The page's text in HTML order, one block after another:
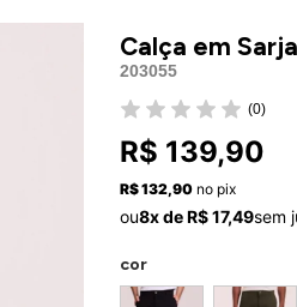
Calça em
203055
(0)
R$ 139,90
R$ 132,90 no pix
ou8x de R$ 17,49sem
cor